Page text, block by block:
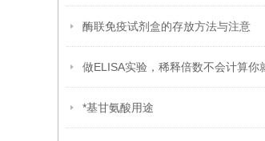
酶联免疫试剂盒的存放方法与注意
*基甘氨酸用途